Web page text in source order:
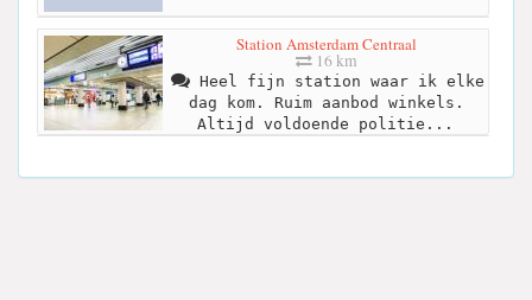
Station Amsterdam Centraal
16 km
Heel fijn station waar ik elke
dag kom. Ruim aanbod winkels.
Altijd voldoende politie...